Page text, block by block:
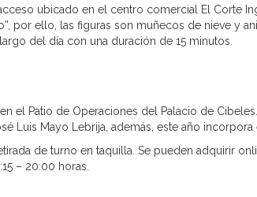
ubicado en el centro comercial El Corte
por ello, las figuras son muñecos de nieve y
del día con una duración de 15 minutos.
el Patio de Operaciones del Palacio de
Luis Mayo Lebrija, además, este año
de turno en taquilla. Se pueden adquirir
– 20:00 horas.